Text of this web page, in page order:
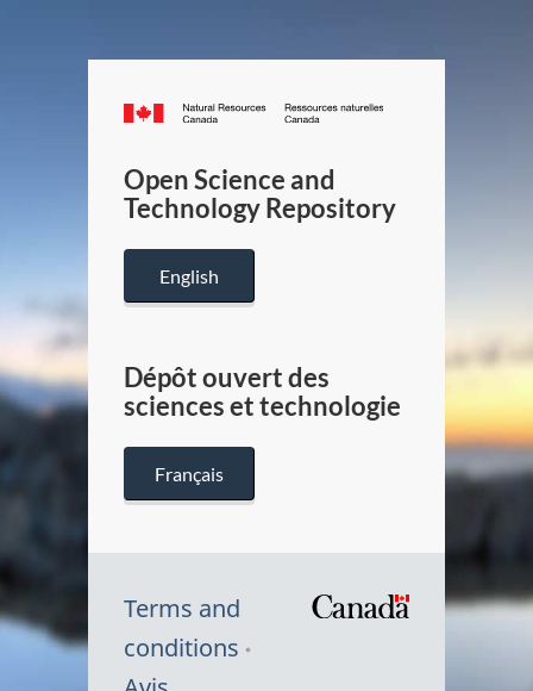
Canada.ca
/
Canada
Open Science and
Technology Repository
English
Dépôt ouvert des
sciences et technologie
Français
Terms and
conditions